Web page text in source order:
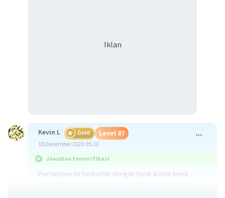
Iklan
Kevin L Gold Level 87
18 Desember 2023 05:13
Jawaban terverifikasi
Pertanyaan ini berkaitan dengan topik ikatan kimia